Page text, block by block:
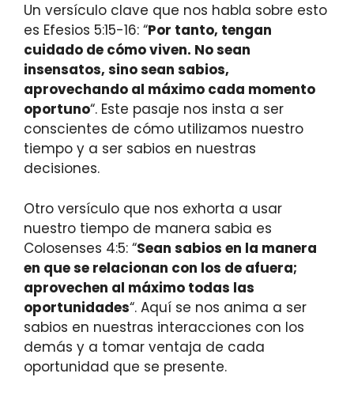
Un versículo clave que nos habla sobre esto
es Efesios 5:15-16: “Por tanto, tengan
cuidado de cómo viven. No sean
insensatos, sino sean sabios,
aprovechando al máximo cada momento
oportuno“. Este pasaje nos insta a ser
conscientes de cómo utilizamos nuestro
tiempo y a ser sabios en nuestras
decisiones.
Otro versículo que nos exhorta a usar
nuestro tiempo de manera sabia es
Colosenses 4:5: “Sean sabios en la manera
en que se relacionan con los de afuera;
aprovechen al máximo todas las
oportunidades“. Aquí se nos anima a ser
sabios en nuestras interacciones con los
demás y a tomar ventaja de cada
oportunidad que se presente.